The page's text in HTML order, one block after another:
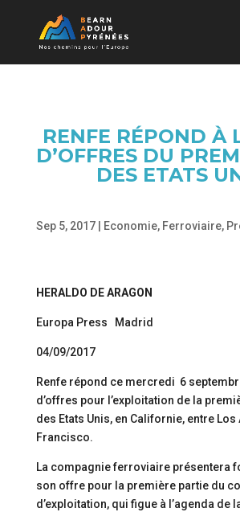
RENFE RÉPOND À
D’OFFRES DU
DES ETATS
Sep 5, 2017| Economie, Ferroviaire,
HERALDO DE ARAGON
Europa Press Madrid
04/09/2017
Renfe répond ce mercredi 6
d’offres pour l’exploitation de la
des Etats Unis, en Californie, entre Los
Francisco.
La compagnie ferroviaire présentera
son offre pour la première partie du
d’exploitation, qui figue à l’agenda de